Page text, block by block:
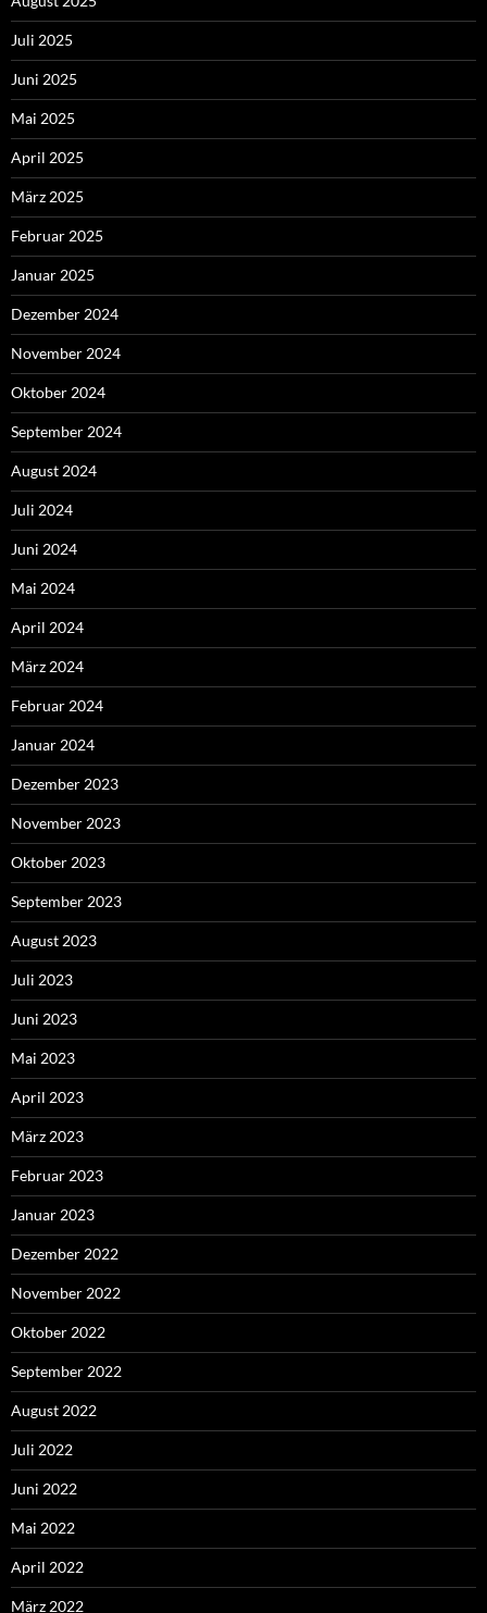
Juli 2025
Juni 2025
Mai 2025
April 2025
März 2025
Februar 2025
Januar 2025
Dezember 2024
November 2024
Oktober 2024
September 2024
August 2024
Juli 2024
Juni 2024
Mai 2024
April 2024
März 2024
Februar 2024
Januar 2024
Dezember 2023
November 2023
Oktober 2023
September 2023
August 2023
Juli 2023
Juni 2023
Mai 2023
April 2023
März 2023
Februar 2023
Januar 2023
Dezember 2022
November 2022
Oktober 2022
September 2022
August 2022
Juli 2022
Juni 2022
Mai 2022
April 2022
März 2022